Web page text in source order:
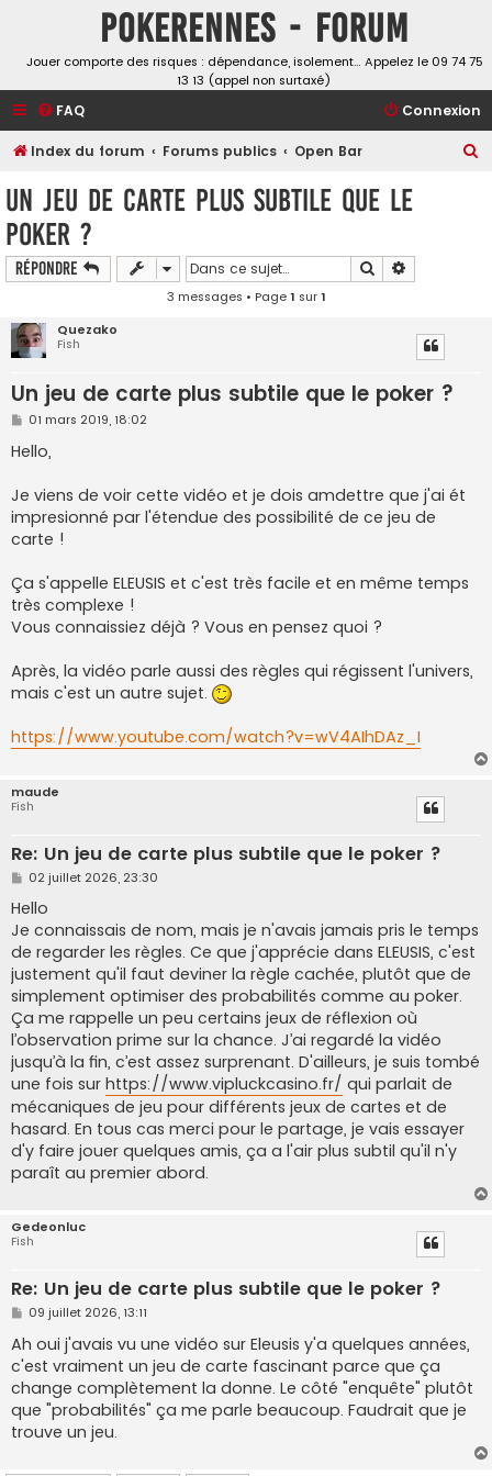
Pokerennes - Forum
Jouer comporte des risques : dépendance, isolement… Appelez le 09 74 75
13 13 (appel non surtaxé)
FAQ Connexion
Index du forum Forums publics Open Bar
Un jeu de carte plus subtile que le
poker ?
Répondre Rechercher
3 messages • Page1 sur1
Quezako
Fish
Un jeu de carte plus subtile que le poker ?
M
s
s
g
e
01 mars 2019, 18:02
Hello,
Je viens de voir cette vidéo et je dois amdettre que j'ai ét
impresionné par l'étendue des possibilité de ce jeu de
carte !
Ça s'appelle ELEUSIS et c'est très facile et en même temps
très complexe !
Vous connaissiez déjà ? Vous en pensez quoi ?
Après, la vidéo parle aussi des règles qui régissent l'univers,
mais c'est un autre sujet.
https://www.youtube.com/watch?v=wV4AIhDAz_I
maude
Fish
Re: Un jeu de carte plus subtile que le poker ?
M
s
s
a
g
e
02 juillet 2026, 23:30
Hello
Je connaissais de nom, mais je n'avais jamais pris le temps
de regarder les règles. Ce que j'apprécie dans ELEUSIS, c'est
justement qu'il faut deviner la règle cachée, plutôt que de
simplement optimiser des probabilités comme au poker.
Ça me rappelle un peu certains jeux de réflexion où
l’observation prime sur la chance. J’ai regardé la vidéo
jusqu’à la fin, c’est assez surprenant. D'ailleurs, je suis tombé
une fois sur https://www.vipluckcasino.fr/ qui parlait de
mécaniques de jeu pour différents jeux de cartes et de
hasard. En tous cas merci pour le partage, je vais essayer
d'y faire jouer quelques amis, ça a l'air plus subtil qu'il n'y
paraît au premier abord.
Gedeonluc
Fish
Re: Un jeu de carte plus subtile que le poker ?
M
s
s
a
g
e
09 juillet 2026, 13:11
Ah oui j'avais vu une vidéo sur Eleusis y'a quelques années,
c'est vraiment un jeu de carte fascinant parce que ça
change complètement la donne. Le côté "enquête" plutôt
que "probabilités" ça me parle beaucoup. Faudrait que je
trouve un jeu.